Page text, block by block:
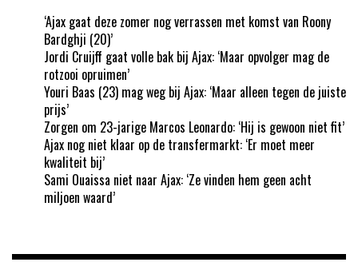
‘Ajax gaat deze zomer nog verrassen met komst van Roony
Bardghji (20)’
Jordi Cruijff gaat volle bak bij Ajax: ‘Maar opvolger mag de
rotzooi opruimen’
Youri Baas (23) mag weg bij Ajax: ‘Maar alleen tegen de juiste
prijs’
Zorgen om 23-jarige Marcos Leonardo: ‘Hij is gewoon niet fit’
Ajax nog niet klaar op de transfermarkt: ‘Er moet meer
kwaliteit bij’
Sami Ouaissa niet naar Ajax: ‘Ze vinden hem geen acht
miljoen waard’